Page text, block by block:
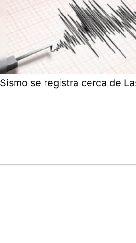
Sismo se registra cerca de